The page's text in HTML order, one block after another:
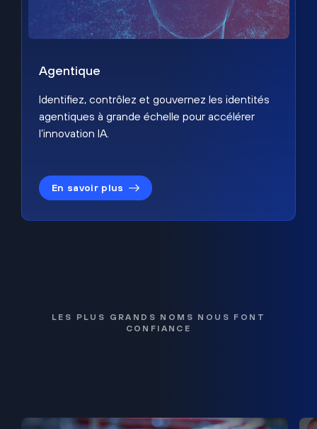
Agentique
Identifiez, contrôlez et gouvernez les identités
agentiques à grande échelle pour accélérer
l’innovation IA.
En savoir plus
LES PLUS GRANDS NOMS NOUS FONT
CONFIANCE